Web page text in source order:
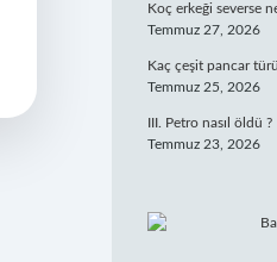
Koç erkeği severse
Temmuz 27, 2026
Kaç çeşit pancar
Temmuz 25, 2026
III. Petro nasıl öldü ?
Temmuz 23, 2026